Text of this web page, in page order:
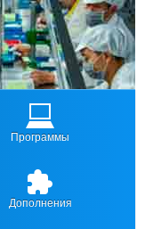
Программы
Дополнения